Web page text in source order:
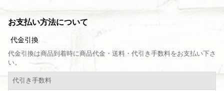
お支払い方法について
代金引換
代金引換は商品到着時に商品代金・送料・代引き手数料をお支払い下さ
い。
代引き手数料